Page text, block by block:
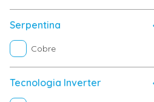
Serpentina
Cobre
Tecnologia Inverter